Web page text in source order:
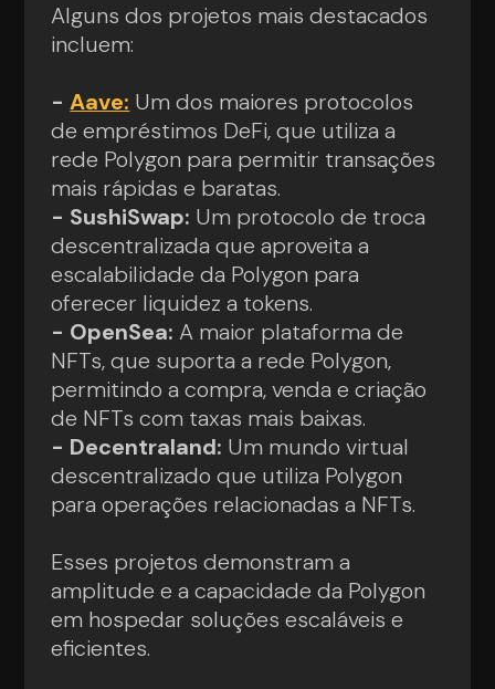
Alguns dos projetos mais destacados
incluem:
-Aave: Um dos maiores protocolos
de empréstimos DeFi, que utiliza a
rede Polygon para permitir transações
mais rápidas e baratas.
- SushiSwap: Um protocolo de troca
descentralizada que aproveita a
escalabilidade da Polygon para
oferecer liquidez a tokens.
- OpenSea: A maior plataforma de
NFTs, que suporta a rede Polygon,
permitindo a compra, venda e criação
de NFTs com taxas mais baixas.
- Decentraland: Um mundo virtual
descentralizado que utiliza Polygon
para operações relacionadas a NFTs.
Esses projetos demonstram a
amplitude e a capacidade da Polygon
em hospedar soluções escaláveis e
eficientes.